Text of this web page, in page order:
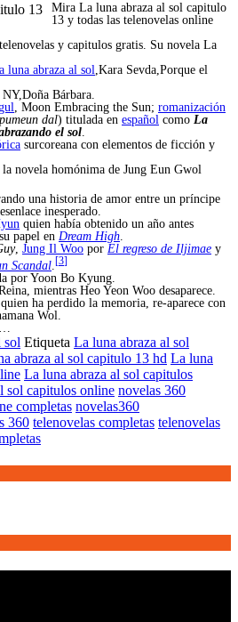
Mira La luna abraza al sol capitulo
13 y todas las telenovelas online
y capitulos gratis. Su novela La
luna abraza al sol,Kara Sevda,Porque el
Bárbara.
, Moon Embracing the Sun; romanización
dal) titulada en español como La
el sol.
surcoreana con elementos de ficción y
la novela homónima de Jung Eun Gwol
una historia de amor entre un príncipe
inesperado.
quien había obtenido un año antes
papel en Dream High
, Jung Il Woo por El regreso de Iljimae y
Scandal [3]
por Yoon Bo Kyung.
mientras Heo Yeon Woo desaparece.
ha perdido la memoria, re-aparece con
Wol.
sol Etiqueta La luna abraza al sol
abraza al sol capitulo 13 hd La luna
La luna abraza al sol capitulos
sol capitulos online novelas 360
completas novelas360
360 telenovelas completas telenovelas